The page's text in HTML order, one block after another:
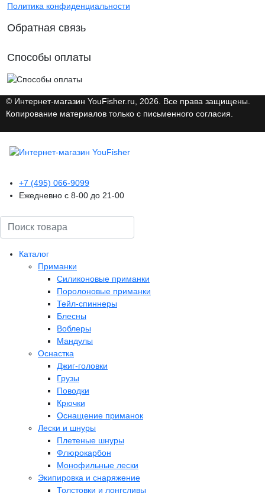
Политика конфиденциальности
Обратная связь
Способы оплаты
© Интернет-магазин YouFisher.ru, 2026. Все права защищены.
Копирование материалов только с письменного согласия.
+7 (495) 066-9099
Ежедневно с 8-00 до 21-00
Поиск
Каталог
Приманки
Силиконовые приманки
Поролоновые приманки
Тейл-спиннеры
Блесны
Воблеры
Мандулы
Оснастка
Джиг-головки
Грузы
Поводки
Крючки
Оснащение приманок
Лески и шнуры
Плетеные шнуры
Флюрокарбон
Монофильные лески
Экипировка и снаряжение
Толстовки и лонгсливы